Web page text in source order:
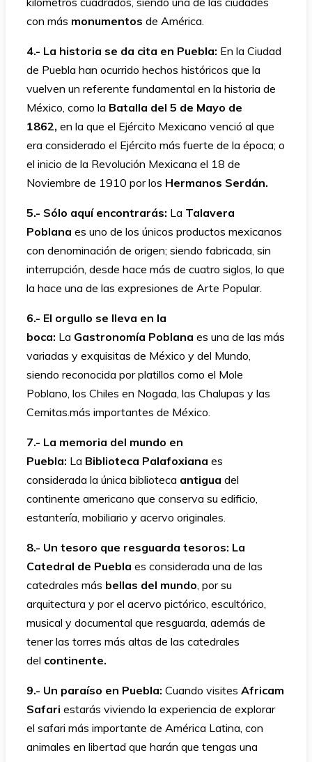
con más monumentos de América.
4.- La historia se da cita en Puebla: En la Ciudad
de Puebla han ocurrido hechos históricos que la
vuelven un referente fundamental en la historia de
México, como la Batalla del 5 de Mayo de
1862, en la que el Ejército Mexicano venció al que
era considerado el Ejército más fuerte de la época; o
el inicio de la Revolución Mexicana el 18 de
Noviembre de 1910 por los Hermanos Serdán.
5.- Sólo aquí encontrarás: La Talavera
Poblana es uno de los únicos productos mexicanos
con denominación de origen; siendo fabricada, sin
interrupción, desde hace más de cuatro siglos, lo que
la hace una de las expresiones de Arte Popular.
6.- El orgullo se lleva en la
boca: La Gastronomía Poblana es una de las más
variadas y exquisitas de México y del Mundo,
siendo reconocida por platillos como el Mole
Poblano, los Chiles en Nogada, las Chalupas y las
Cemitas.más importantes de México.
7.- La memoria del mundo en
Puebla: La Biblioteca Palafoxiana es
considerada la única biblioteca antigua del
continente americano que conserva su edificio,
estantería, mobiliario y acervo originales.
8.- Un tesoro que resguarda tesoros: La
Catedral de Puebla es considerada una de las
catedrales más bellas del mundo, por su
arquitectura y por el acervo pictórico, escultórico,
musical y documental que resguarda, además de
tener las torres más altas de las catedrales
del continente.
9.- Un paraíso en Puebla: Cuando visites Africam
Safari estarás viviendo la experiencia de explorar
el safari más importante de América Latina, con
animales en libertad que harán que tengas una